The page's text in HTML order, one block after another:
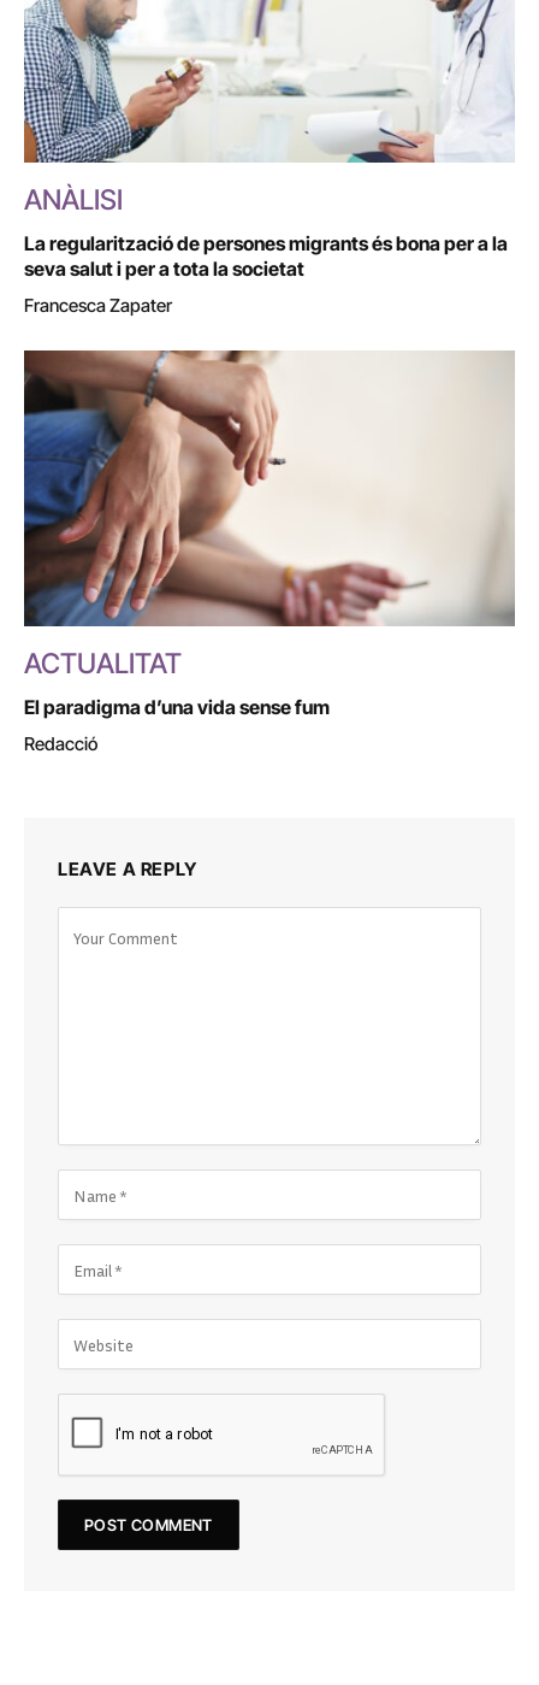
ANÀLISI
La regularització de persones migrants és bona per a la
seva salut i per a tota la societat
Francesca Zapater
ACTUALITAT
El paradigma d’una vida sense fum
Redacció
LEAVE A REPLY